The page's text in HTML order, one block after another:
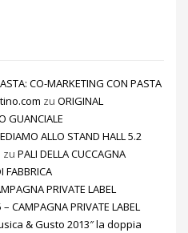
CO-MARKETING CON PASTA
zu ORIGINAL
GUANCIALE
ALLO STAND HALL 5.2
zu PALI DELLA CUCCAGNA
FABBRICA
PRIVATE LABEL
CAMPAGNA PRIVATE LABEL
& Gusto 2013″ la doppia